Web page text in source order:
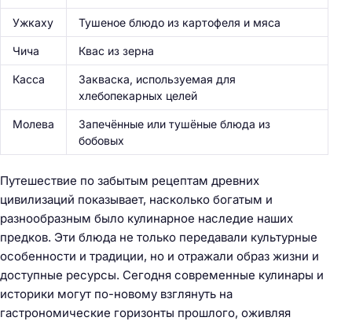
Ужкаху Тушеное блюдо из картофеля и мяса
Чича Квас из зерна
Касса
Закваска, используемая для
хлебопекарных целей
Молева
Запечённые или тушёные блюда из
бобовых
Путешествие по забытым рецептам древних
цивилизаций показывает, насколько богатым и
разнообразным было кулинарное наследие наших
предков. Эти блюда не только передавали культурные
особенности и традиции, но и отражали образ жизни и
доступные ресурсы. Сегодня современные кулинары и
историки могут по-новому взглянуть на
гастрономические горизонты прошлого, оживляя